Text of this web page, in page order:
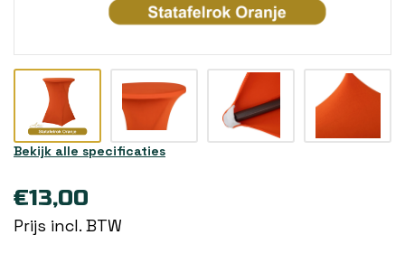
Bekijk alle specificaties
€13,00
Prijs incl. BTW